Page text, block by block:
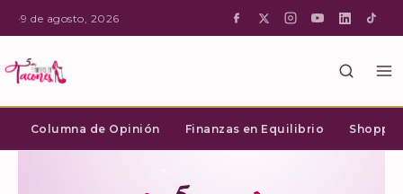
·9 de agosto, 2026
Columna de Opinión Finanzas en Equilibrio